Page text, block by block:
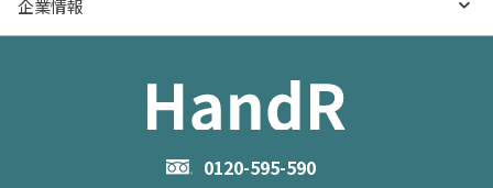
0120-595-590
物件一覧
お役立ち記事（売却）
- お金のこと
- 住まいの手引き サイトマップ
住み替えのご相談
物件掲載に関するお問い合わせ
企業情報